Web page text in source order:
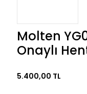
Molten
Onaylı
5.400,00 TL